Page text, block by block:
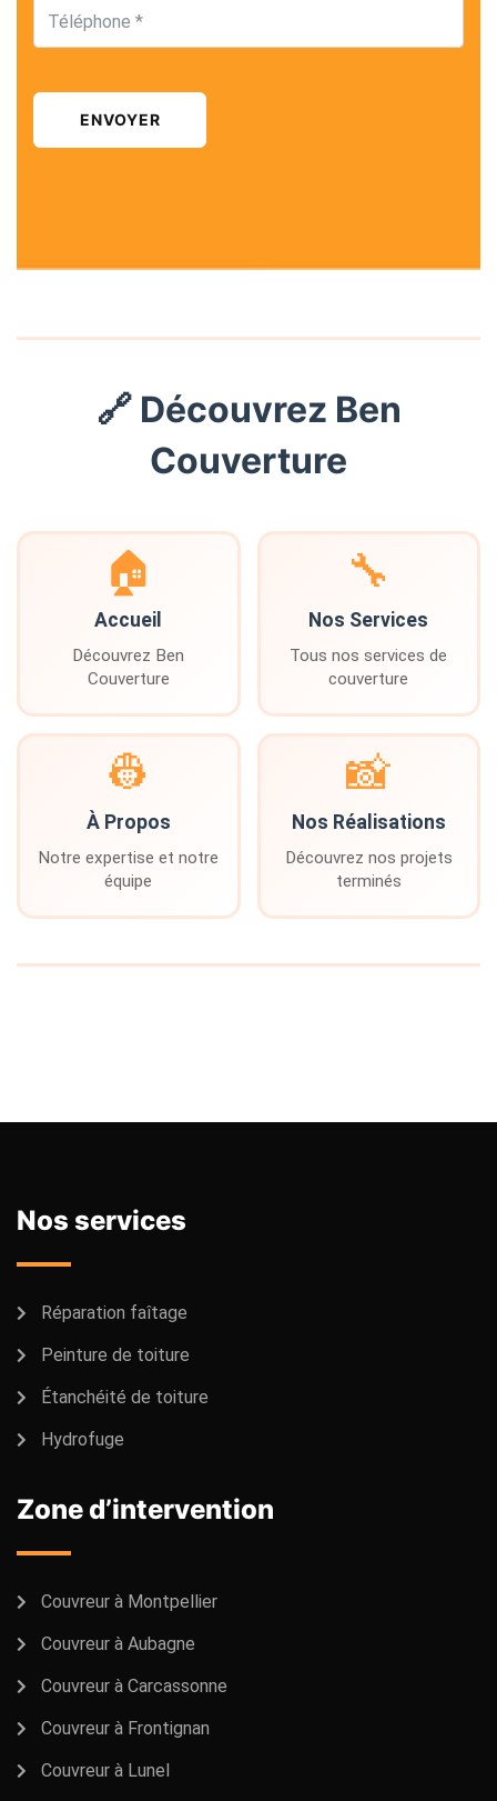
ENVOYER
🔗 Découvrez Ben
Couverture
🏠
Accueil
Découvrez Ben
Couverture
🔧
Nos Services
Tous nos services de
couverture
👷
À Propos
Notre expertise et notre
équipe
📸
Nos Réalisations
Découvrez nos projets
terminés
Nos services
Réparation faîtage
Peinture de toiture
Étanchéité de toiture
Hydrofuge
Zone d’intervention
Couvreur à Montpellier
Couvreur à Aubagne
Couvreur à Carcassonne
Couvreur à Frontignan
Couvreur à Lunel